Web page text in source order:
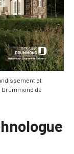
et
de